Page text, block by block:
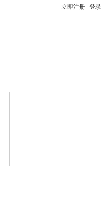
立即注册 登录